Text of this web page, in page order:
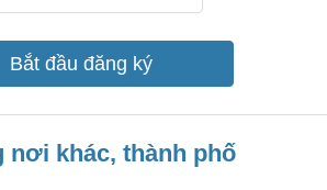
Bắt đầu đăng ký
nơi khác, thành phố